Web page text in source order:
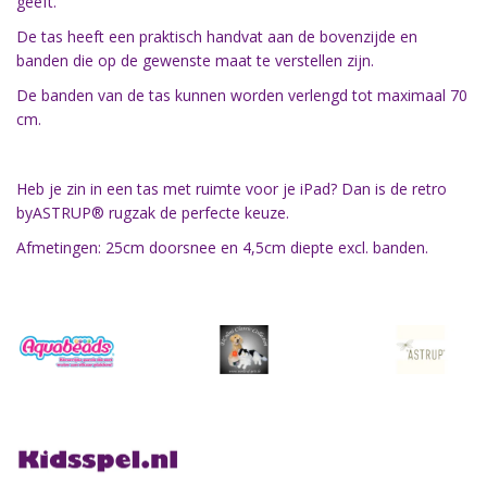
De tas heeft een praktisch handvat aan de bovenzijde en
banden die op de gewenste maat te verstellen zijn.
De banden van de tas kunnen worden verlengd tot maximaal 70
cm.
Heb je zin in een tas met ruimte voor je iPad? Dan is de retro
byASTRUP® rugzak de perfecte keuze.
Afmetingen: 25cm doorsnee en 4,5cm diepte excl. banden.